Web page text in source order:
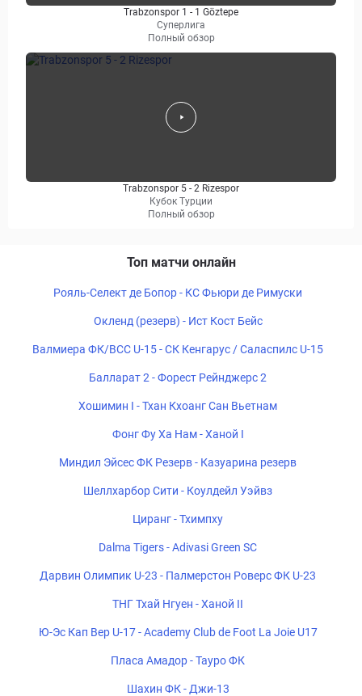
Trabzonspor 1 - 1 Göztepe
Суперлига
Полный обзор
Trabzonspor 5 - 2 Rizespor
Кубок Турции
Полный обзор
Топ матчи онлайн
Рояль-Селект де Бопор - КС Фьюри де Римуски
Окленд (резерв) - Ист Кост Бейс
Валмиера ФК/ВСС U-15 - СК Кенгарус / Саласпилс U-15
Балларат 2 - Форест Рейнджерс 2
Хошимин I - Тхан Кхоанг Сан Вьетнам
Фонг Фу Ха Нам - Ханой I
Миндил Эйсес ФК Резерв - Казуарина резерв
Шеллхарбор Сити - Коулдейл Уэйвз
Циранг - Тхимпху
Dalma Tigers - Adivasi Green SC
Дарвин Олимпик U-23 - Палмерстон Роверс ФК U-23
ТНГ Тхай Нгуен - Ханой II
Ю-Эс Кап Вер U-17 - Academy Club de Foot La Joie U17
Пласа Амадор - Тауро ФК
Шахин ФК - Джи-13